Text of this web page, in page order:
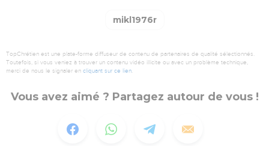
mikl1976r
TopChrétien est une plate-forme diffuseur de contenu de partenaires de qualité sélectionnés.
Toutefois, si vous veniez à trouver un contenu vidéo illicite ou avec un problème technique,
merci de nous le signaler en cliquant sur ce lien.
Vous avez aimé ? Partagez autour de vous !